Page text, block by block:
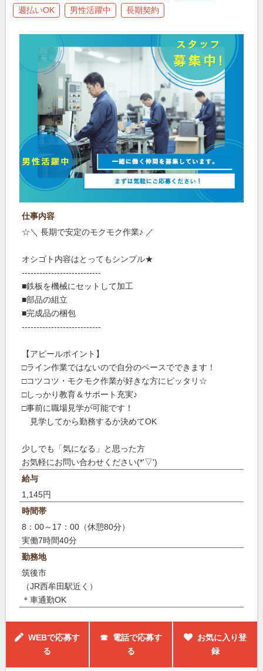
週払いOK 男性活躍中 長期契約
仕事内容
☆＼ 長期で安定のモクモク作業♪ ／
オシゴト内容はとってもシンプル★
---------------------------
■鉄板を機械にセットして加工
■部品の組立
■完成品の梱包
---------------------------
【アピールポイント】
□ライン作業ではないので自分のペースでできます！
□コツコツ・モクモク作業が好きな方にピッタリ☆
□しっかり教育＆サポート充実♪
□事前に職場見学が可能です！
見学してから勤務するか決めてOK
少しでも「気になる」と思った方
お気軽にお問い合わせください(*'▽')
給与
1,145円
時間帯
8：00～17：00（休憩80分）
実働7時間40分
勤務地
筑後市
（JR西牟田駅近く）
＊車通勤OK
WEBで応募す
る
☎ 電話で応募す
る
お気に入り登
録